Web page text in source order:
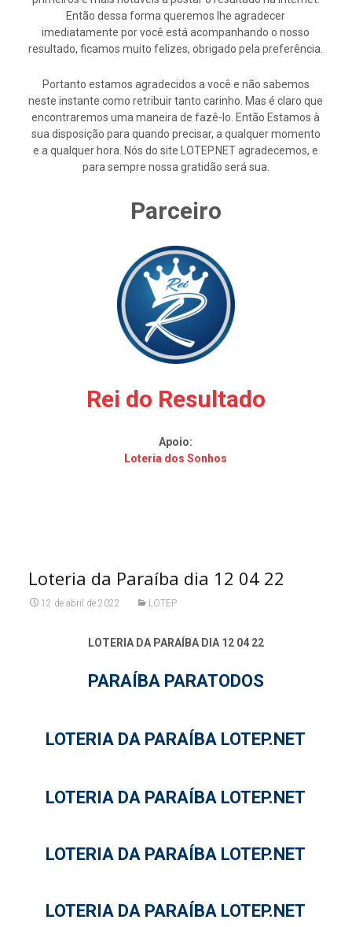
Então dessa forma queremos lhe agradecer
imediatamente por você está acompanhando o nosso
resultado, ficamos muito felizes, obrigado pela preferência.
Portanto estamos agradecidos a você e não sabemos
neste instante como retribuir tanto carinho. Mas é claro que
encontraremos uma maneira de fazê-lo. Então Estamos à
sua disposição para quando precisar, a qualquer momento
e a qualquer hora. Nós do site LOTEP.NET agradecemos, e
para sempre nossa gratidão será sua.
Parceiro
Rei do Resultado
Apoio:
Loteria dos Sonhos
Loteria da Paraíba dia 12 04 22
12 de abril de 2022 LOTEP
LOTERIA DA PARAÍBA DIA 12 04 22
PARAÍBA PARATODOS
LOTERIA DA PARAÍBA LOTEP.NET
LOTERIA DA PARAÍBA LOTEP.NET
LOTERIA DA PARAÍBA LOTEP.NET
LOTERIA DA PARAÍBA LOTEP.NET